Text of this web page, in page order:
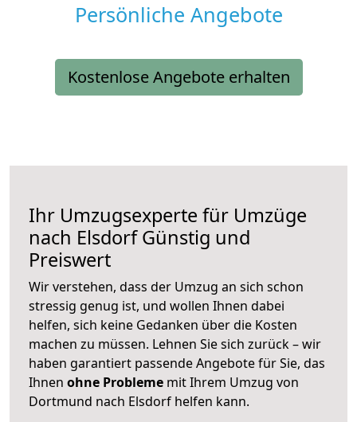
Persönliche Angebote
Kostenlose Angebote erhalten
Ihr Umzugsexperte für Umzüge
nach ElsdorfGünstig und
Preiswert
Wir verstehen, dass der Umzug an sich schon
stressig genug ist, und wollen Ihnen dabei
helfen, sich keine Gedanken über die Kosten
machen zu müssen. Lehnen Sie sich zurück – wir
haben garantiert passende Angebote für Sie, das
Ihnen ohne Probleme mit Ihrem Umzug von
Dortmund nach Elsdorf helfen kann.